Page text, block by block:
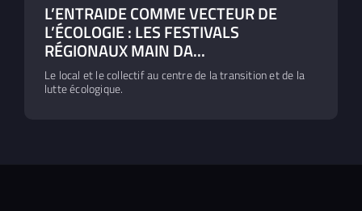
L’ENTRAIDE COMME VECTEUR DE
L’ÉCOLOGIE : LES FESTIVALS
RÉGIONAUX MAIN DA...
Le local et le collectif au centre de la transition et de la
lutte écologique.